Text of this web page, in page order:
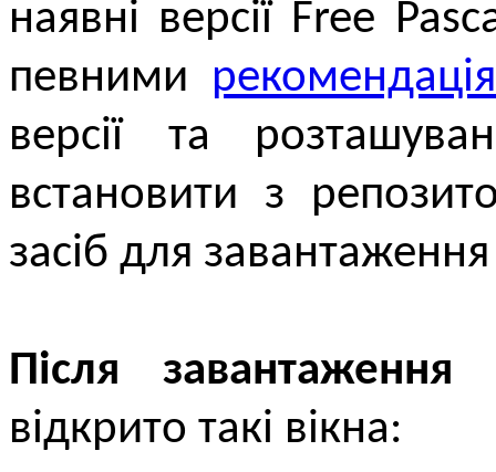
наявні версії Free
певними
версії та
встановити з
засіб для
Після
відкрито такі вікна: